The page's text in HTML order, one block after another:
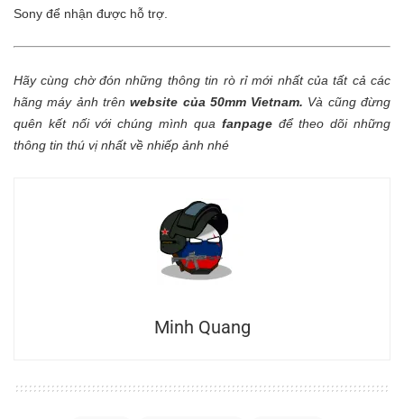
Sony để nhận được hỗ trợ.
Hãy cùng chờ đón những thông tin rò rỉ mới nhất của tất cả các
hãng máy ảnh trên website của 50mm Vietnam. Và cũng đừng
quên kết nối với chúng mình qua fanpageđể theo dõi những
thông tin thú vị nhất về nhiếp ảnh nhé
Minh Quang